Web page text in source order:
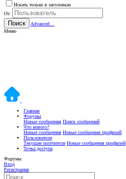
Искать только в заголовках
От:
Поиск
Advanced…
Меню
Главная
Форумы
Новые сообщения Поиск сообщений
Что нового?
Новые сообщения Новые сообщения профилей
Пользователи
Текущие посетители Новые сообщения профилей
Точка доступа
Форумы
Вход
Регистрация